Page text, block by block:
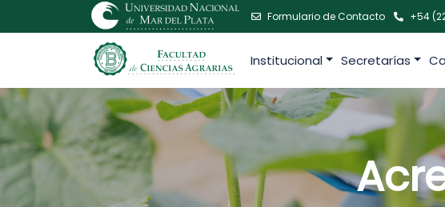
Formulario de Contacto +54
Institucional Secretarías